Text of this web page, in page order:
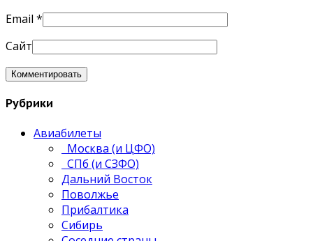
Email *
Сайт
Рубрики
Авиабилеты
Москва (и ЦФО)
СПб (и СЗФО)
Дальний Восток
Поволжье
Прибалтика
Сибирь